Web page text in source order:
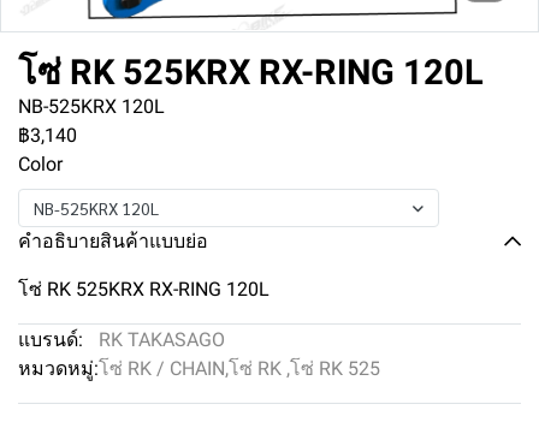
โซ่ RK 525KRX RX-RING 120L
NB-525KRX 120L
฿3,140
Color
NB-525KRX 120L
คำอธิบายสินค้าแบบย่อ
โซ่ RK 525KRX RX-RING 120L
แบรนด์:
RK TAKASAGO
หมวดหมู่:โซ่ RK / CHAIN,โซ่ RK ,โซ่ RK 525